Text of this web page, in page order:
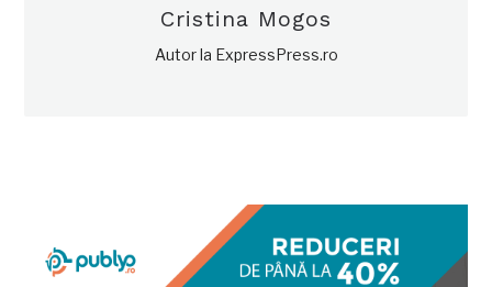
Cristina Mogos
Autor la ExpressPress.ro